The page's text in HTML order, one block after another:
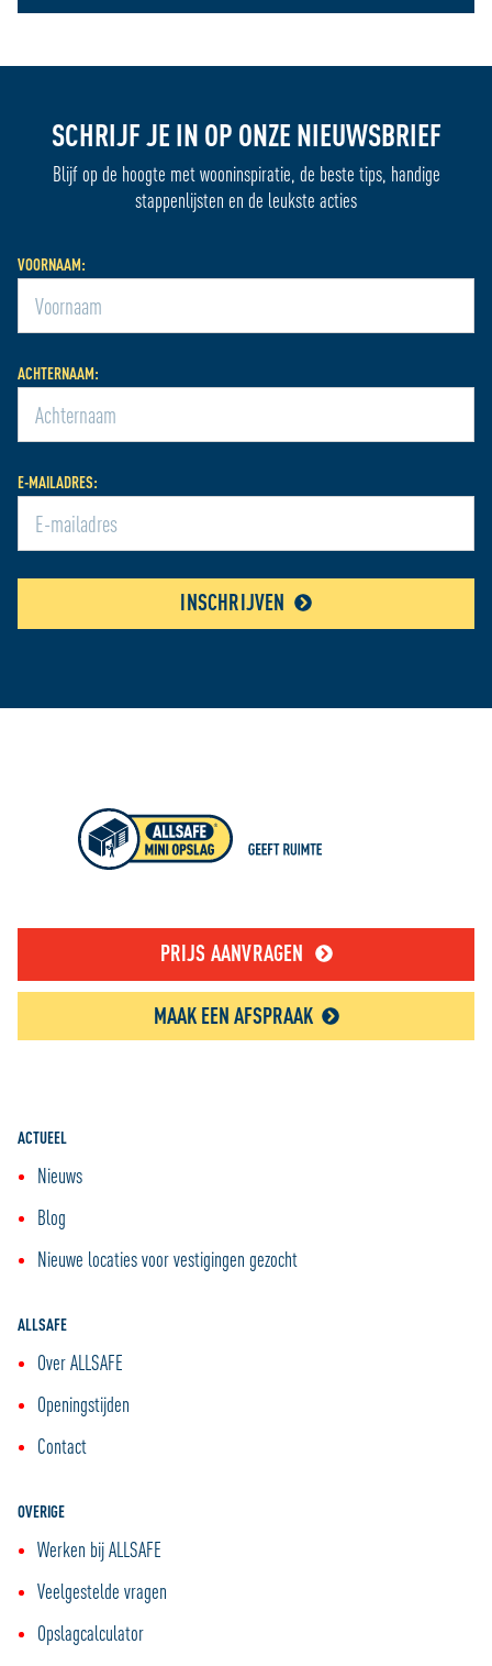
SCHRIJF JE IN OP ONZE NIEUWSBRIEF
Blijf op de hoogte met wooninspiratie, de beste tips, handige
stappenlijsten en de leukste acties
VOORNAAM:
ACHTERNAAM:
E-MAILADRES:
INSCHRIJVEN
PRIJS AANVRAGEN
MAAK EEN AFSPRAAK
ACTUEEL
Nieuws
Blog
Nieuwe locaties voor vestigingen gezocht
ALLSAFE
Over ALLSAFE
Openingstijden
Contact
OVERIGE
Werken bij ALLSAFE
Veelgestelde vragen
Opslagcalculator